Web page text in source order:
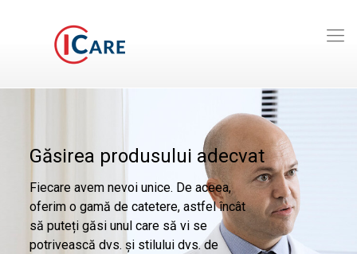
Găsirea produsului adecvat
Fiecare avem nevoi unice. De aceea,
oferim o gamă de catetere, astfel încât
să puteți găsi unul care să vi se
potrivească dvs. și stilului dvs. de